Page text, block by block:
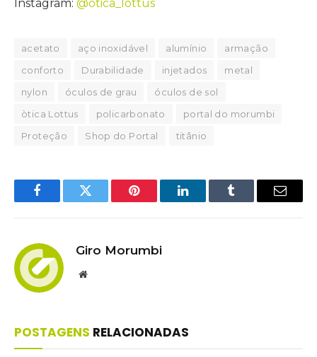
Instagram: @otica_lottus
acetato aço inoxidável alumínio
armação
conforto
Durabilidade injetados
metal
nylon
óculos de grau
óculos de sol
òtica Lottus
policarbonato
portal do morumbi
Proteção
Shop do Portal titânio
FacebookTwitter Pinterest LinkedInTumblr Email
Giro Morumbi
Website
POSTAGENS RELACIONADAS